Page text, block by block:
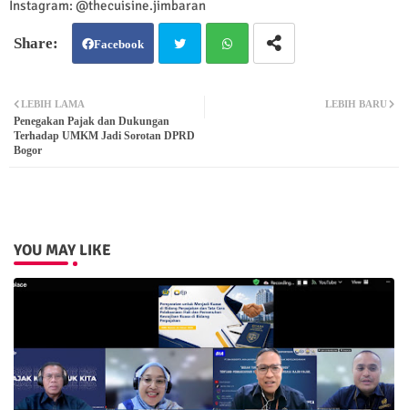
Instagram: @thecuisine.jimbaran
Facebook
LEBIH BARU
LEBIH LAMA
Penegakan Pajak dan Dukungan
Terhadap UMKM Jadi Sorotan DPRD
Bogor
YOU MAY LIKE